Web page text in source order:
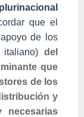
que el
de los
del
que
de los
y
necesarias